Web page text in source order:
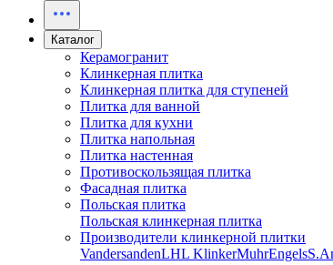
Каталог
Керамогранит
Клинкерная плитка
Клинкерная плитка для ступеней
Плитка для ванной
Плитка для кухни
Плитка напольная
Плитка настенная
Противоскользящая плитка
Фасадная плитка
Польская плитка
Польская клинкерная плитка
Производители клинкерной плитки
VandersandenLHL KlinkerMuhrEngels